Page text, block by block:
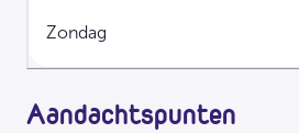
Zondag
Aandachtspunten